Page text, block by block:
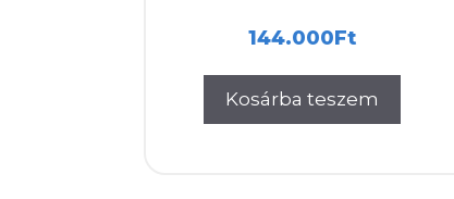
144.000Ft
Kosárba teszem